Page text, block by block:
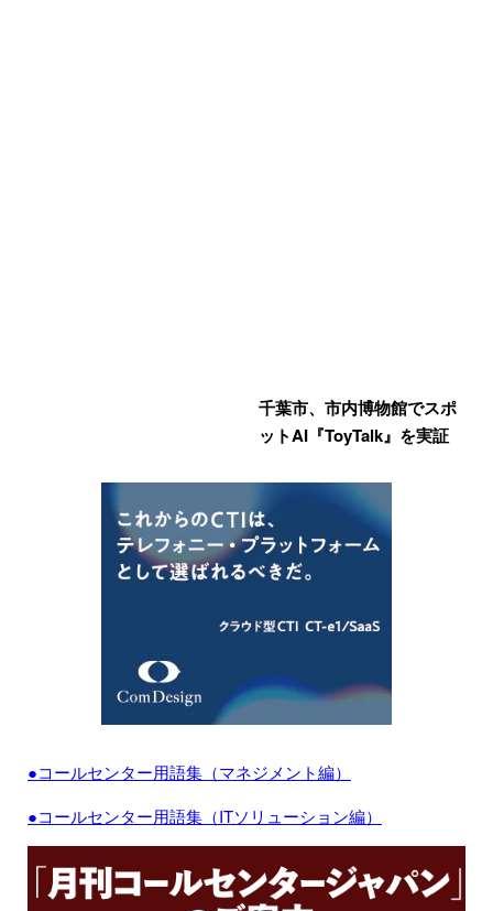
千葉市、市内博物館でスポ
ットAI『ToyTalk』を実証
●コールセンター用語集（マネジメント編）
●コールセンター用語集（ITソリューション編）